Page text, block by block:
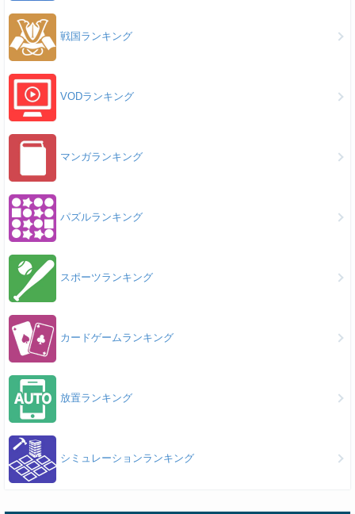
戦国ランキング
VODランキング
マンガランキング
パズルランキング
スポーツランキング
カードゲームランキング
放置ランキング
シミュレーションランキング